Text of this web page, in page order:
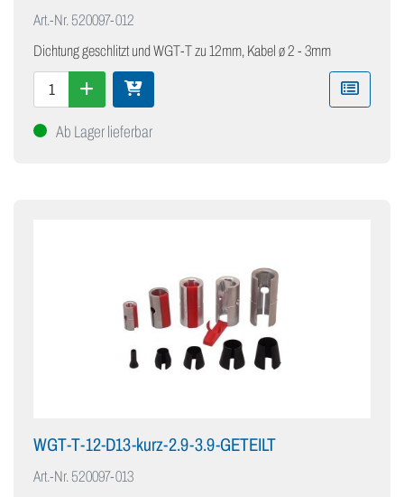
Art.-Nr. 520097-012
Dichtung geschlitzt und WGT-T zu 12mm, Kabel ø 2 - 3mm
Ab Lager lieferbar
WGT-T-12-D13-kurz-2.9-3.9-GETEILT
Art.-Nr. 520097-013